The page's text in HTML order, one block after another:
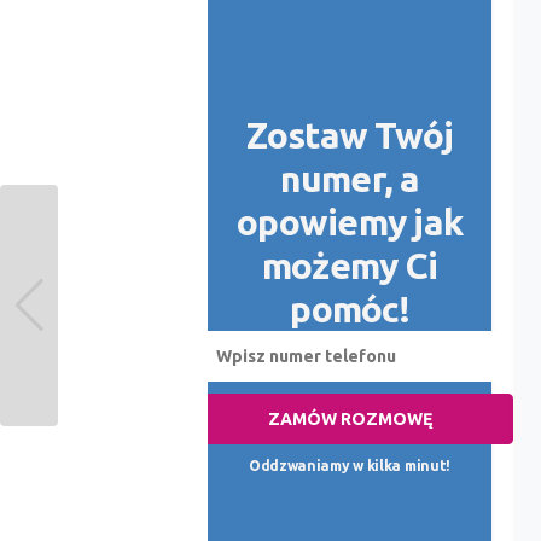
Zostaw Twój
numer, a
opowiemy jak
możemy Ci
pomóc!
ZAMÓW ROZMOWĘ
Oddzwaniamy w kilka minut!